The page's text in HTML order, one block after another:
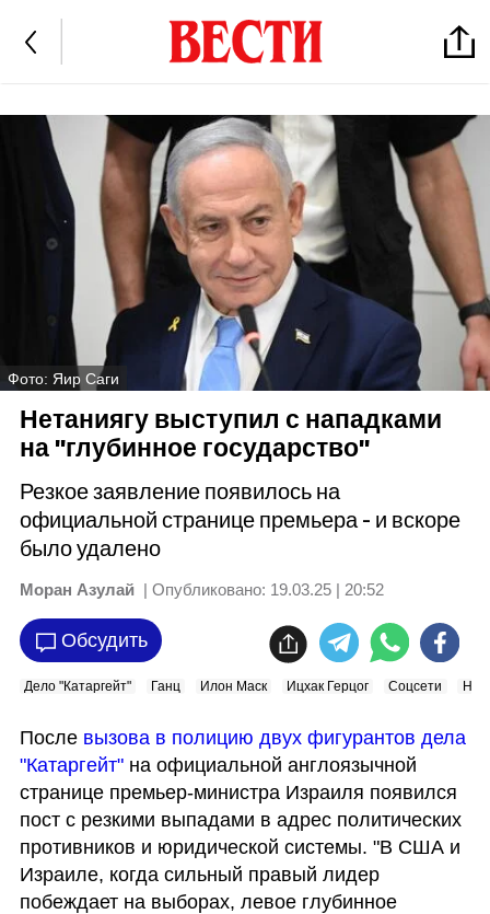
Фото: Яир Саги
Нетаниягу выступил с нападками
на "глубинное государство"
Резкое заявление появилось на
официальной странице премьера - и вскоре
было удалено
Моран Азулай | Опубликовано: 19.03.25 | 20:52
Обсудить
Дело "Катаргейт" Ганц Илон Маск Ицхак Герцог Соцсети
После вызова в полицию двух фигурантов дела
"Катаргейт" на официальной англоязычной
странице премьер-министра Израиля появился
пост с резкими выпадами в адрес политических
противников и юридической системы. "В США и
Израиле, когда сильный правый лидер
побеждает на выборах, левое глубинное